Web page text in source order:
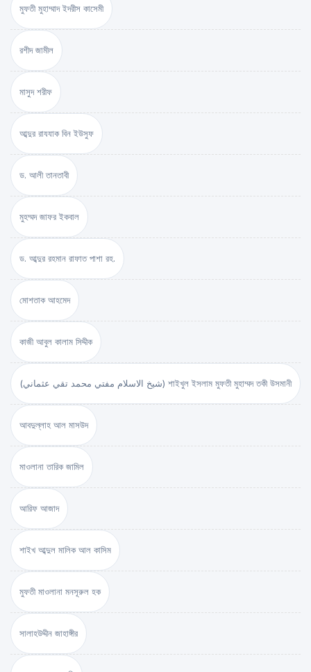
মুফতী মুহাম্মাদ ইদরীস কাসেমী
রশীদ জামীল
মাসুদ শরীফ
আব্দুর রাযযাক বিন ইউসুফ
ড. আলী তানতাবী
মুহম্মদ জাফর ইকবাল
ড. আব্দুর রহমান রাফাত পাশা রহ.
মোশতাক আহমেদ
কাজী আবুল কালাম সিদ্দীক
(شيخ الاسلام مفتي محمد تقي عثماني) শাইখুল ইসলাম মুফতী মুহাম্মদ তকী উসমানী
আবদুল্লাহ আল মাসউদ
মাওলানা তারিক জামিল
আরিফ আজাদ
শাইখ আব্দুল মালিক আল কাসিম
মুফতী মাওলানা মনসূরুল হক
সালাহউদ্দীন জাহাঙ্গীর